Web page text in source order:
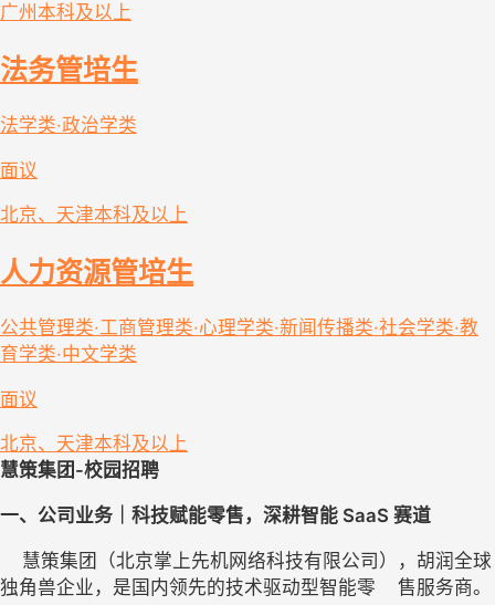
广州 本科及以上
法务管培生
法学类·政治学类
面议
北京、天津本科及以上
人力资源管培生
公共管理类·工商管理类·心理学类·新闻传播类·社会学类·教
育学类·中文学类
面议
北京、天津本科及以上
慧策集团-校园招聘
一、公司业务｜科技赋能零售， 深耕智能 SaaS 赛道
慧策集团（北京掌上先机网络科技有限公司），胡润全球
独角兽企业，是国内领先的技术驱动型智能零    售服务商。